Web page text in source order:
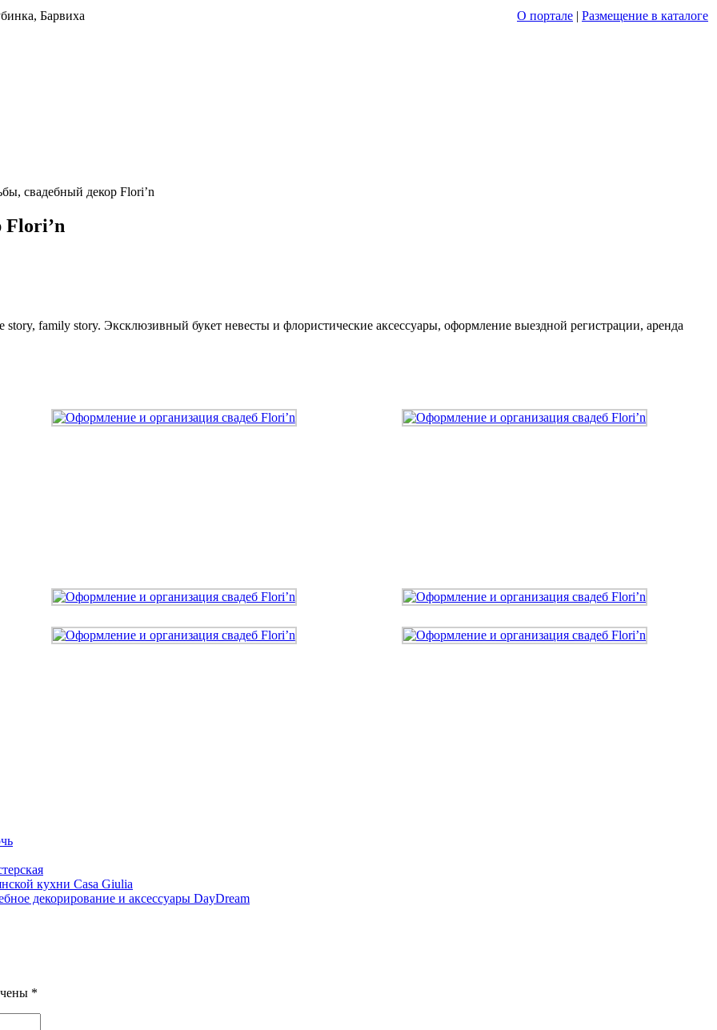
Барвиха О портале | Размещение в каталоге
свадебный декор Flori’n
Flori’n
story, family story. Эксклюзивный букет невесты и флористические аксессуары, оформление выездной регистрации, аренда
кухни Casa Giulia
декорирование и аксессуары DayDream
*